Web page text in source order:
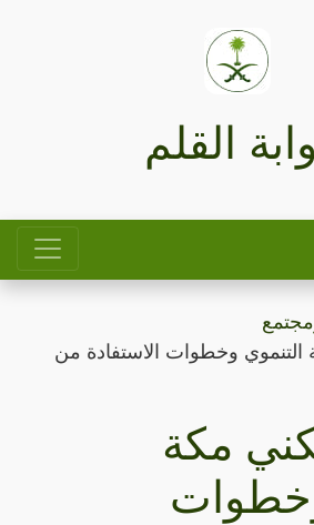
القلم
وخطوات الاستفادة من
مكة